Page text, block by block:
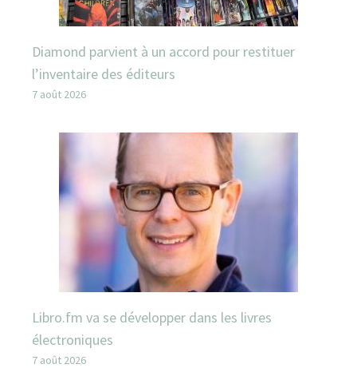
Diamond parvient à un accord pour restituer
l’inventaire des éditeurs
7 août 2026
Libro.fm va se développer dans les livres
électroniques
7 août 2026